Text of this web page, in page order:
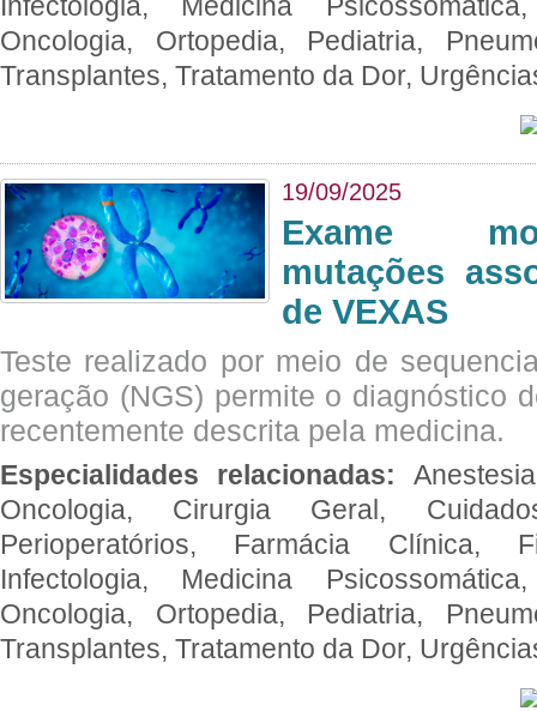
Oncologia, Ortopedia, Pediatria,
Transplantes, Tratamento da Dor,
19/09/2025
Exame
mutações
de VEXAS
Teste realizado por meio de
geração (NGS) permite o diagnóstico
recentemente descrita pela medicina.
Especialidades relacionadas:
Oncologia, Cirurgia Geral,
Perioperatórios, Farmácia Clínica,
Infectologia, Medicina
Oncologia, Ortopedia, Pediatria,
Transplantes, Tratamento da Dor,